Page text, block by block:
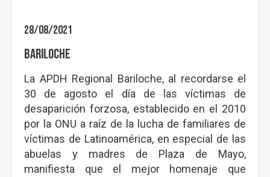
28/08/2021
Bariloche
La APDH Regional Bariloche, al recordarse el
30 de agosto el día de las víctimas de
desaparición forzosa, establecido en el 2010
por la ONU a raíz de la lucha de familiares de
víctimas de Latinoamérica, en especial de las
abuelas y madres de Plaza de Mayo,
manifiesta que el mejor homenaje que